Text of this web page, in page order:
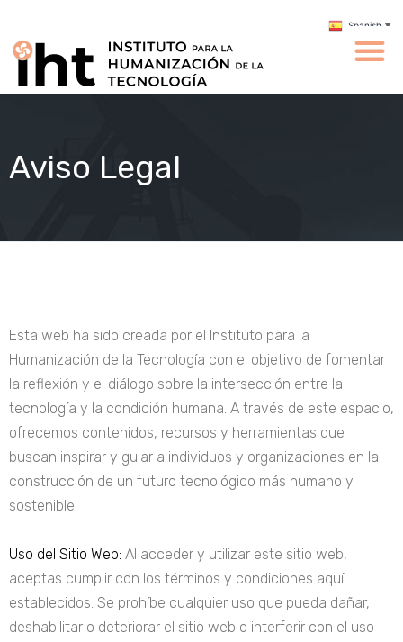
Spanish ▼
Aviso Legal
Esta web ha sido creada por el Instituto para la
Humanización de la Tecnología con el objetivo de fomentar
la reflexión y el diálogo sobre la intersección entre la
tecnología y la condición humana. A través de este espacio,
ofrecemos contenidos, recursos y herramientas que
buscan inspirar y guiar a individuos y organizaciones en la
construcción de un futuro tecnológico más humano y
sostenible.
Uso del Sitio Web: Al acceder y utilizar este sitio web,
aceptas cumplir con los términos y condiciones aquí
establecidos. Se prohíbe cualquier uso que pueda dañar,
deshabilitar o deteriorar el sitio web o interferir con el uso